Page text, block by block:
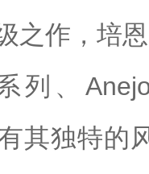
之作，培
列、‌
其独特的